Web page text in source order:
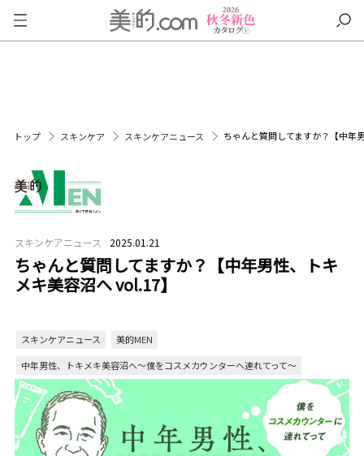
トップ スキンケア スキンケアニュース ちゃんと質問してますか？【中年
スキンケアニュース 2025.01.21
ちゃんと質問してますか？【中年男性、トキ
メキ美容沼へ vol.17】
スキンケアニュース
美的MEN
中年男性、トキメキ美容沼へ〜僕をコスメカウンターへ連れてって～